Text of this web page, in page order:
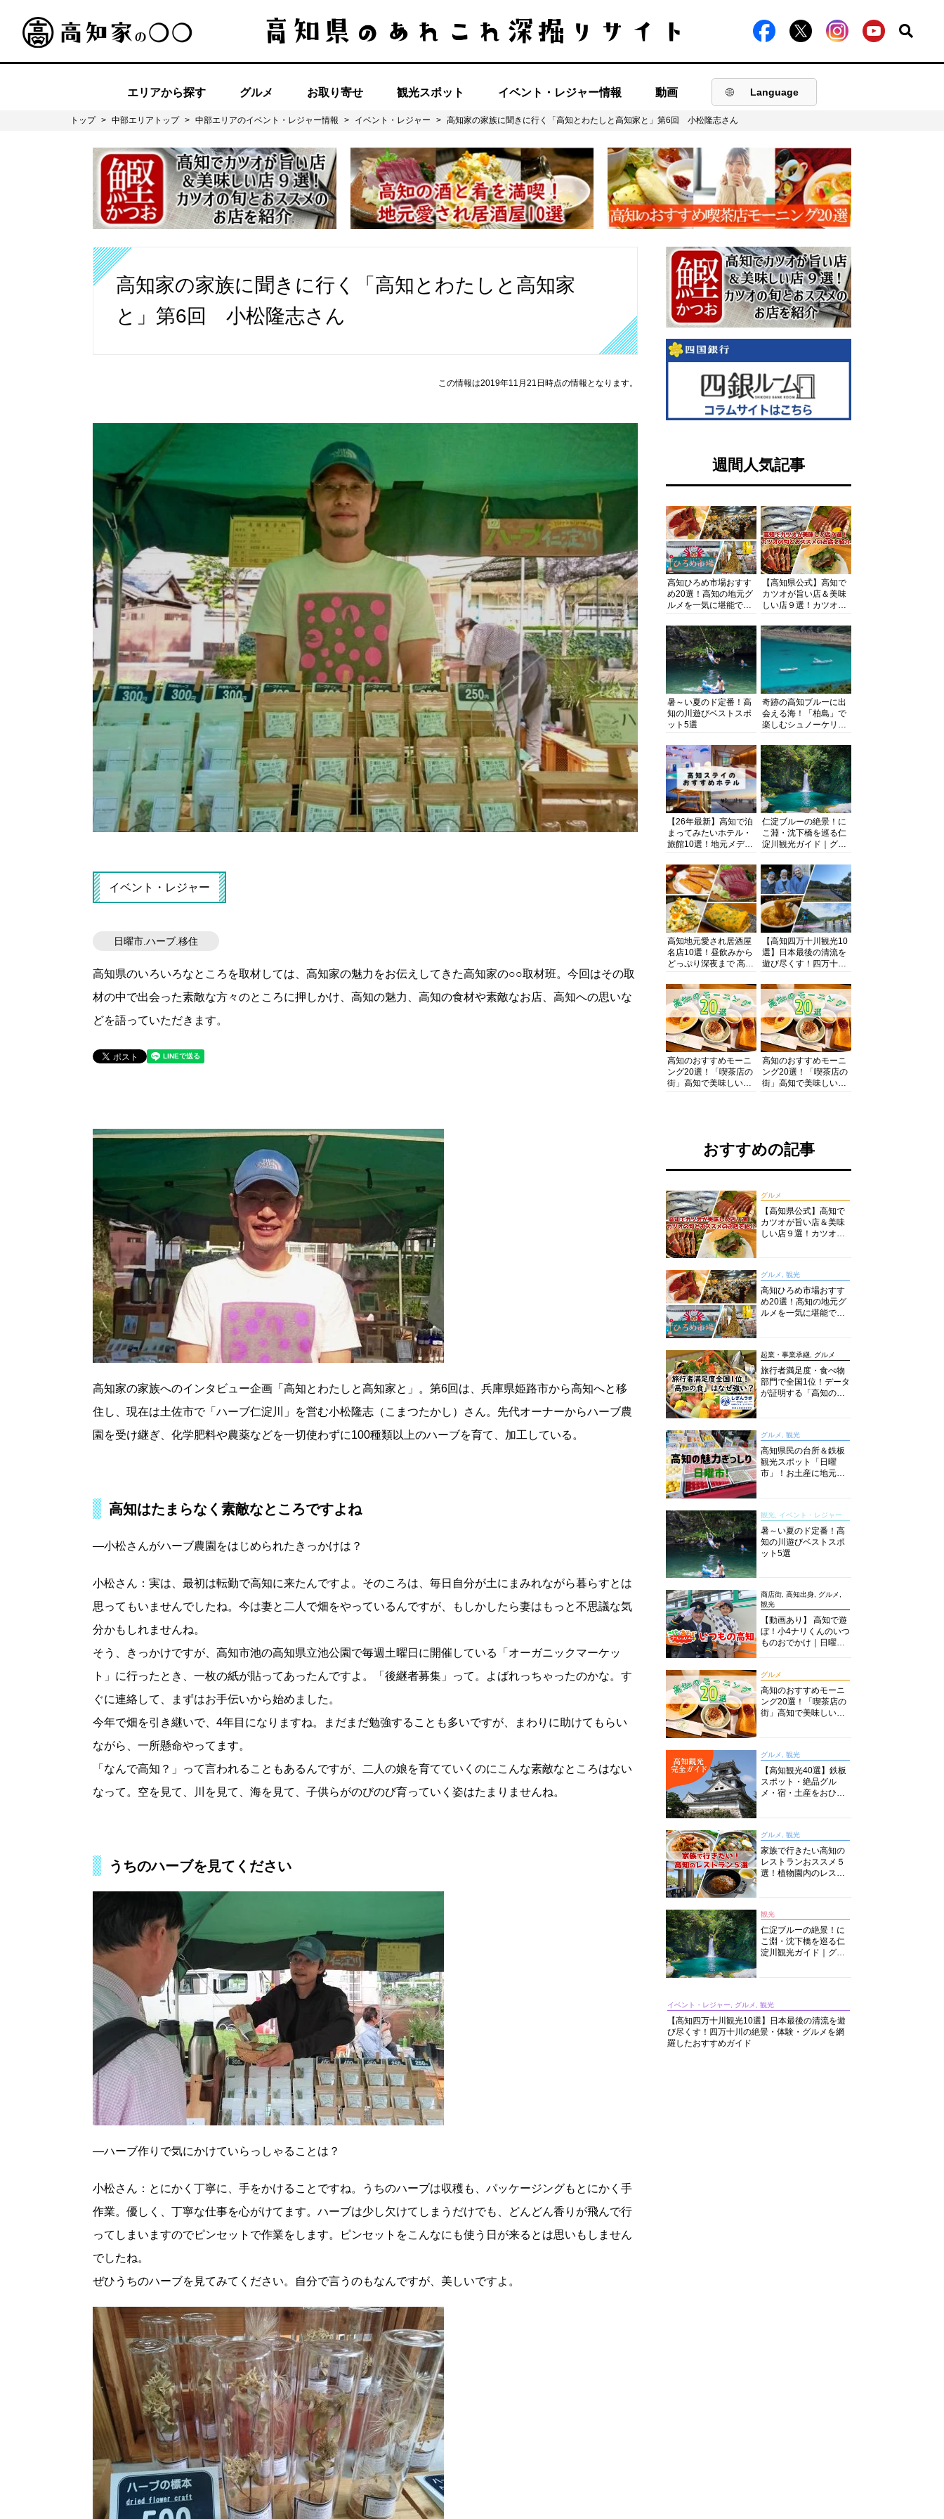
エリアから探す グルメ お取り寄せ 観光スポット イベント・レジャー情報 動画 Language
トップ > 中部エリアトップ > 中部エリアのイベント・レジャー情報 > イベント・レジャー > 高知家の家族に聞きに行く「高知とわたしと高知家と」第6回 小松隆志さん
高知家の家族に聞きに行く「高知とわたしと高知家
と」第6回 小松隆志さん
この情報は2019年11月21日時点の情報となります。
イベント・レジャー
日曜市.ハーブ.移住
高知県のいろいろなところを取材しては、高知家の魅力をお伝えしてきた高知家の○○取材班。今回はその取
材の中で出会った素敵な方々のところに押しかけ、高知の魅力、高知の食材や素敵なお店、高知への思いな
どを語っていただきます。
高知家の家族へのインタビュー企画「高知とわたしと高知家と」。第6回は、兵庫県姫路市から高知へと移
住し、現在は土佐市で「ハーブ仁淀川」を営む小松隆志（こまつたかし）さん。先代オーナーからハーブ農
園を受け継ぎ、化学肥料や農薬などを一切使わずに100種類以上のハーブを育て、加工している。
高知はたまらなく素敵なところですよね
―小松さんがハーブ農園をはじめられたきっかけは？
小松さん：実は、最初は転勤で高知に来たんですよ。そのころは、毎日自分が土にまみれながら暮らすとは
思ってもいませんでしたね。今は妻と二人で畑をやっているんですが、もしかしたら妻はもっと不思議な気
分かもしれませんね。
そう、きっかけですが、高知市池の高知県立池公園で毎週土曜日に開催している「オーガニックマーケッ
ト」に行ったとき、一枚の紙が貼ってあったんですよ。「後継者募集」って。よばれっちゃったのかな。す
ぐに連絡して、まずはお手伝いから始めました。
今年で畑を引き継いで、4年目になりますね。まだまだ勉強することも多いですが、まわりに助けてもらい
ながら、一所懸命やってます。
「なんで高知？」って言われることもあるんですが、二人の娘を育てていくのにこんな素敵なところはない
なって。空を見て、川を見て、海を見て、子供らがのびのび育っていく姿はたまりませんね。
うちのハーブを見てください
―ハーブ作りで気にかけていらっしゃることは？
小松さん：とにかく丁寧に、手をかけることですね。うちのハーブは収穫も、パッケージングもとにかく手
作業。優しく、丁寧な仕事を心がけてます。ハーブは少し欠けてしまうだけでも、どんどん香りが飛んで行
ってしまいますのでピンセットで作業をします。ピンセットをこんなにも使う日が来るとは思いもしません
でしたね。
ぜひうちのハーブを見てみてください。自分で言うのもなんですが、美しいですよ。
週間人気記事
高知ひろめ市場おすす
め20選！高知の地元グ
ルメを一気に堪能でき
底解剖
【高知県公式】高知で
カツオが旨い店＆美味
しい店９選！カツオの
紹介
暑～い夏のド定番！高
知の川遊びベストスポ
ット5選
奇跡の高知ブルーに出
会える海！「柏島」で
楽しむシュノーケリン
浴にキャンプまで透明
度抜群の海の楽園を徹
底紹介
【26年最新】高知で泊
まってみたいホテル・
旅館10選！地元メディ
厳選
仁淀ブルーの絶景！に
こ淵・沈下橋を巡る仁
淀川観光ガイド｜グル
まで完全網羅！
高知地元愛され居酒屋
名店10選！昼飲みから
どっぷり深夜まで 高知
知グルメPro】
【高知四万十川観光10
選】日本最後の清流を
遊び尽くす！四万十川
を網羅したおすすめガ
イド
高知のおすすめモーニ
ング20選！「喫茶店の
街」高知で美味しい喫
高知のおすすめモーニ
ング20選！「喫茶店の
街」高知で美味しい喫
おすすめの記事
グルメ
【高知県公式】高知で
カツオが旨い店＆美味
しい店９選！カツオの
グルメ, 観光
高知ひろめ市場おすす
め20選！高知の地元グ
ルメを一気に堪能でき
起業・事業承継, グルメ
旅行者満足度・食べ物
部門で全国1位！データ
が証明する「高知の
グルメ, 観光
高知県民の台所＆鉄板
観光スポット「日曜
市」！お土産に地元野
説！
観光, イベント・レジャー
暑～い夏のド定番！高
知の川遊びベストスポ
ット5選
商店街, 高知出身, グルメ,
観光
【動画あり】 高知で遊
ぼ！小4ナリくんのいつ
ものおでかけ｜日曜市
グルメ
高知のおすすめモーニ
ング20選！「喫茶店の
街」高知で美味しい喫
グルメ, 観光
【高知観光40選】鉄板
スポット・絶品グル
メ・宿・土産をおひと
グルメ, 観光
家族で行きたい高知の
レストランおススメ５
選！植物園内のレスト
観光
仁淀ブルーの絶景！に
こ淵・沈下橋を巡る仁
淀川観光ガイド｜グル
イベント・レジャー, グルメ, 観光
【高知四万十川観光10選】日本最後の清流を遊
び尽くす！四万十川の絶景・体験・グルメを網
羅したおすすめガイド